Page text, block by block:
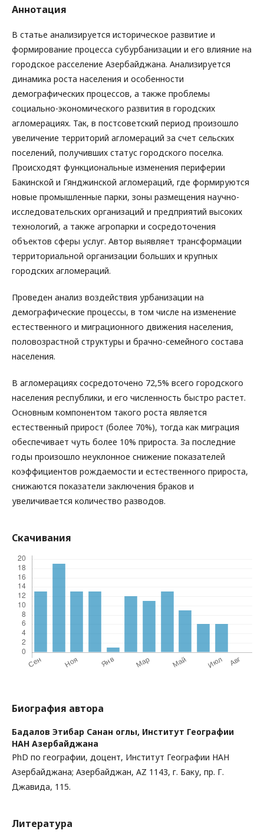
Аннотация
В статье анализируется историческое развитие и
формирование процесса субурбанизации и его влияние на
городское расселение Азербайджана. Анализируется
динамика роста населения и особенности
демографических процессов, а также проблемы
социально-экономического развития в городских
агломерациях. Так, в постсоветский период произошло
увеличение территорий агломераций за счет сельских
поселений, получивших статус городского поселка.
Происходят функциональные изменения периферии
Бакинской и Гянджинской агломераций, где формируются
новые промышленные парки, зоны размещения научно-
исследовательских организаций и предприятий высоких
технологий, а также агропарки и сосредоточения
объектов сферы услуг. Автор выявляет трансформации
территориальной организации больших и крупных
городских агломераций.
Проведен анализ воздействия урбанизации на
демографические процессы, в том числе на изменение
естественного и миграционного движения населения,
половозрастной структуры и брачно-семейного состава
населения.
В агломерациях сосредоточено 72,5% всего городского
населения республики, и его численность быстро растет.
Основным компонентом такого роста является
естественный прирост (более 70%), тогда как миграция
обеспечивает чуть более 10% прироста. За последние
годы произошло неуклонное снижение показателей
коэффициентов рождаемости и естественного прироста,
снижаются показатели заключения браков и
увеличивается количество разводов.
Скачивания
Биография автора
Бадалов Этибар Санан оглы, Институт Географии
НАН Азербайджана
PhD по географии, доцент, Институт Географии НАН
Азербайджана; Азербайджан, AZ 1143, г. Баку, пр. Г.
Джавида, 115.
Литература